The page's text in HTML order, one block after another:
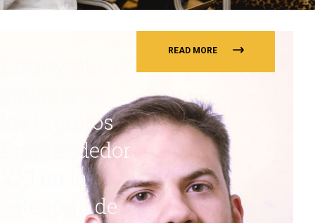
los Premios
Emprendedor
XXI en la
categoría de
READ MORE